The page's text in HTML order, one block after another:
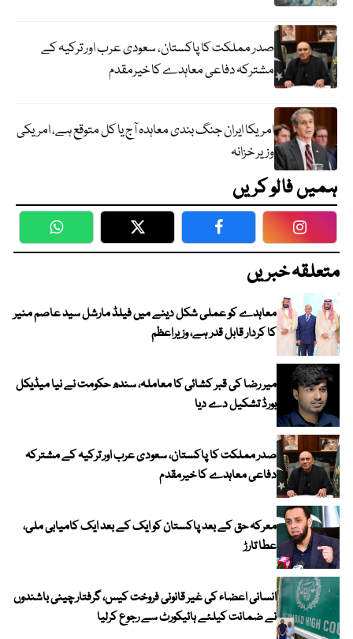
صدر مملکت کا پاکستان، سعودی عرب اور ترکیہ کے
مشترکہ دفاعی معاہدے کا خیرمقدم
امریکا ایران جنگ بندی معاہدہ آج یا کل متوقع ہے، امریکی
وزیر خزانہ
ہمیں فالو کریں
WhatsApp Twitter Facebook
متعلقہ خبریں
معاہدے کو عملی شکل دینے میں فیلڈ مارشل سید عاصم منیر
کا کردار قابل قدر ہے، وزیراعظم
میر رضا کی قبر کشائی کا معاملہ، سندھ حکومت نے نیا میڈیکل
بورڈ تشکیل دے دیا
صدر مملکت کا پاکستان، سعودی عرب اور ترکیہ کے مشترکہ
دفاعی معاہدے کا خیرمقدم
معرکہ حق کے بعد پاکستان کو ایک کے بعد ایک کامیابی ملی،
عطا تارڑ
انسانی اعضاء کی غیر قانونی فروخت کیس، گرفتار چینی باشندوں
نے ضمانت کیلئے ہائیکورٹ سے رجوع کرلیا